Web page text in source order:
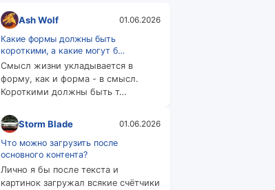
Ash Wolf 01.06.2026
Какие формы должны быть
короткими, а какие могут б…
Смысл жизни укладывается в
форму, как и форма - в смысл.
Короткими должны быть т…
Storm Blade 01.06.2026
Что можно загрузить после
основного контента?
Лично я бы после текста и
картинок загружал всякие счётчики